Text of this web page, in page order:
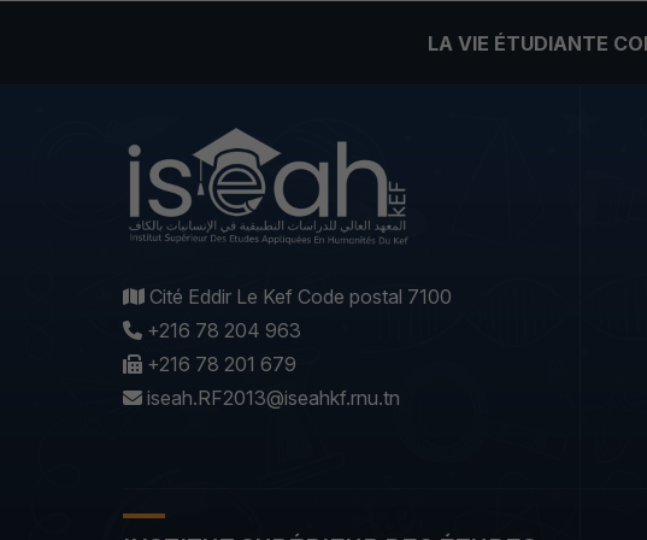
LA VIE ÉTUDIANTE
Cité Eddir Le Kef Code postal 7100
+216 78 204 963
+216 78 201 679
iseah.RF2013@iseahkf.rnu.tn